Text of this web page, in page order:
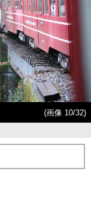
(画像 10/32)